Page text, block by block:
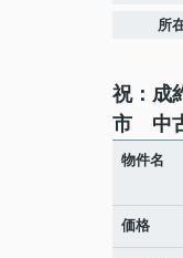
所
祝：成
市 中
物件名
価格